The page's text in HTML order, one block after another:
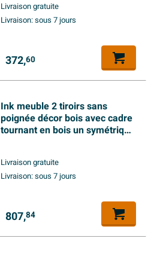
Livraison gratuite
Livraison:sous 7 jours
372,60
Ink meuble 2 tiroirs sans
poignée décor bois avec cadre
tournant en bois un symétrique
Livraison gratuite
Livraison:sous 7 jours
807,84